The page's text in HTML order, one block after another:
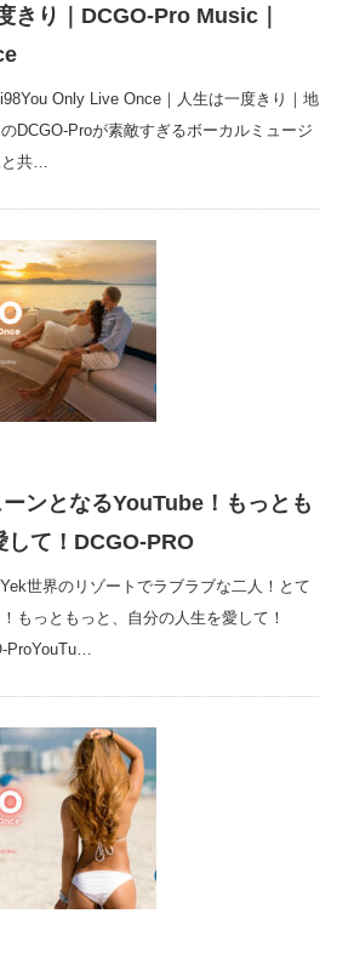
きり｜DCGO-Pro Music｜
Only Live Once｜人生は一度きり｜地
DCGO-Proが素敵すぎるボーカルミュージ
と共…
ーンとなるYouTube！もっとも
して！DCGO-PRO
世界のリゾートでラブラブな二人！とて
もっともっと、自分の人生を愛して！
ProYouTu…